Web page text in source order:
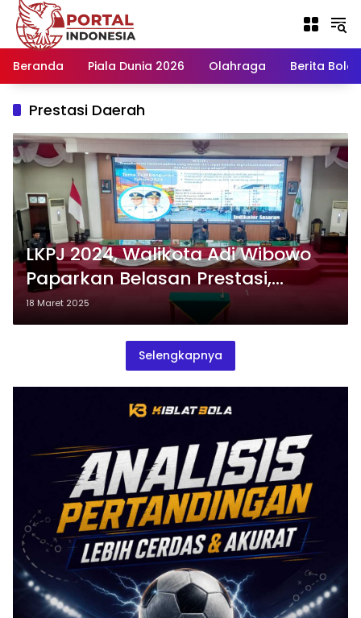
Langsung
konten
Beranda
Piala Dunia 2026 Olahraga Berita Bola
Prestasi Daerah
LKPJ 2024, Walikota Adi Wibowo
Paparkan Belasan Prestasi,
diantaranya Top 5 Tingkat Kota
se-Indonesia. Ini Kategorinya
18 Maret 2025
Selengkapnya